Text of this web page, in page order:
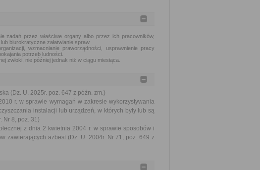
zadań przez właściwe organy albo przez ich pracowników,
biurokratyczne załatwianie spraw.
wzmacnianie praworządności, usprawnienie pracy
potrzeb ludności.
zwłoki, nie później jednak niż w ciągu miesiąca.
(Dz. U. 2025r. poz. 647 z późn. zm.)
r. w sprawie wymagań w zakresie wykorzystywania
instalacji lub urządzeń, w których były lub są
Nr 8, poz. 31)
z dnia 2 kwietnia 2004 r. w sprawie sposobów i
zawierających azbest (Dz. U. 2004r. Nr 71, poz. 649 z